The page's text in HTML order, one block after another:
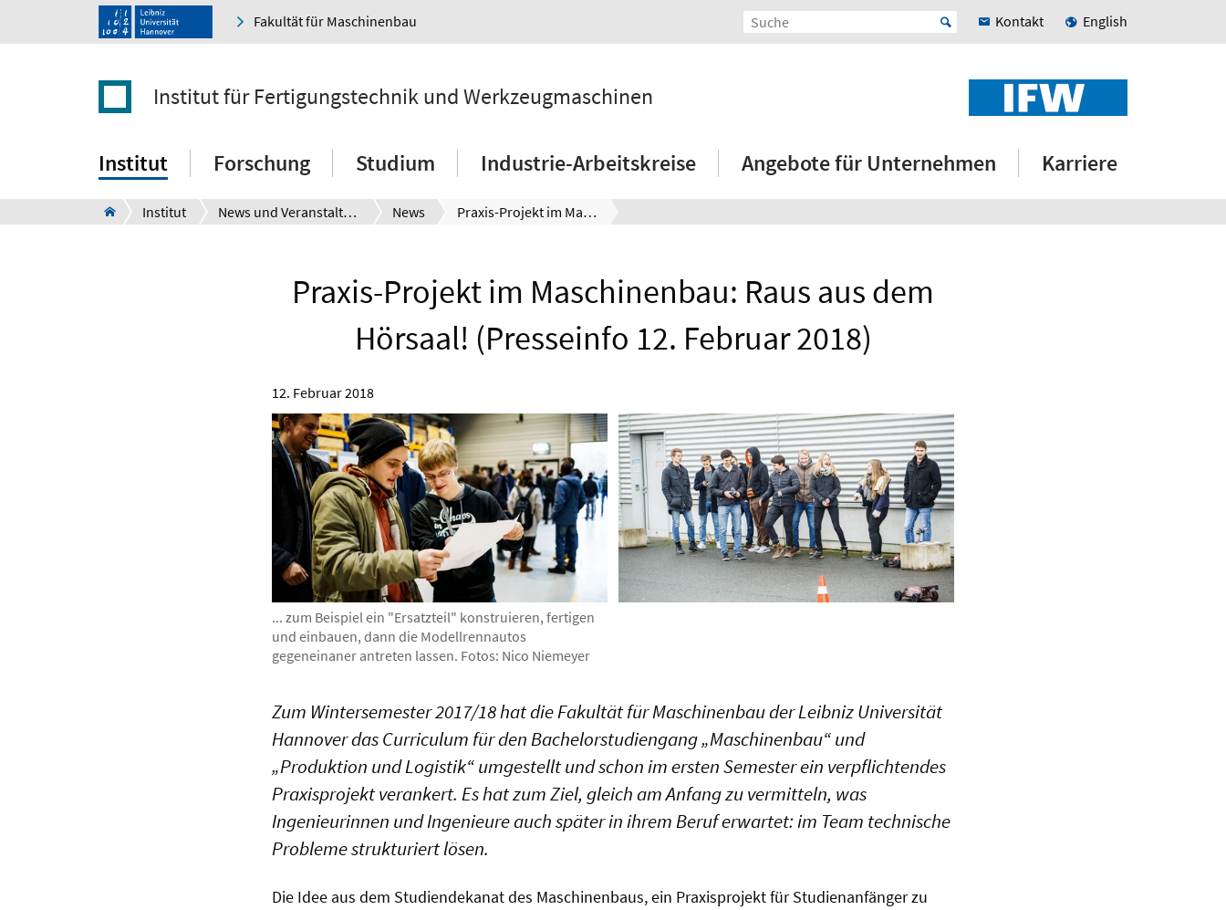
Fakultät für Maschinenbau Kontakt English
Institut für Fertigungstechnik und Werkzeugmaschinen
Institut Forschung Studium Industrie-Arbeitskreise Angebote für Unternehmen Karriere
Institut News und Veranstaltungen News Praxis-Projekt im Maschinenbau: Raus aus dem Hörsaal! (Presseinfo 12. Februar 2018)
Praxis-Projekt im Maschinenbau: Raus aus dem
Hörsaal! (Presseinfo 12. Februar 2018)
12. Februar 2018
... zum Beispiel ein "Ersatzteil" konstruieren, fertigen
und einbauen, dann die Modellrennautos
gegeneinaner antreten lassen. Fotos: Nico Niemeyer
Zum Wintersemester 2017/18 hat die Fakultät für Maschinenbau der Leibniz Universität
Hannover das Curriculum für den Bachelorstudiengang „Maschinenbau“ und
„Produktion und Logistik“ umgestellt und schon im ersten Semester ein verpflichtendes
Praxisprojekt verankert. Es hat zum Ziel, gleich am Anfang zu vermitteln, was
Ingenieurinnen und Ingenieure auch später in ihrem Beruf erwartet: im Team technische
Probleme strukturiert lösen.
Die Idee aus dem Studiendekanat des Maschinenbaus, ein Praxisprojekt für Studienanfänger zu